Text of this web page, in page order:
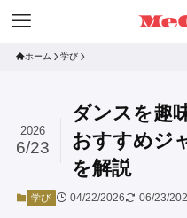
ホーム 学び
ダンスを趣
おすすめジ
を解説
2026
6/23
学び 04/22/2026 06/23/